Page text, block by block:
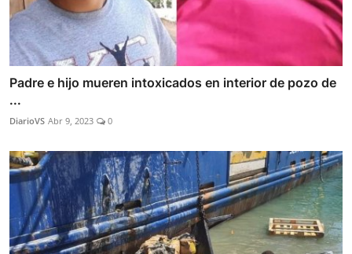
Padre e hijo mueren intoxicados en interior de pozo de
...
DiarioVS Abr 9, 2023 0